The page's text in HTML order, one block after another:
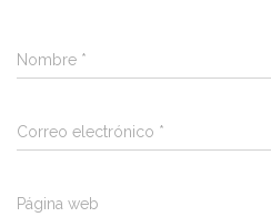
Nombre *
Correo electrónico *
Página web